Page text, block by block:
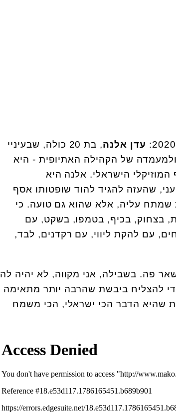
עדן אלנה
, בת 20 כולה, שבעיניי
של הקהילה האתיופית - היא
הישראלי. אלנה היא
שהעזה להגיד להוד שופטותו אסף
שמתח עליה, אלא שהוא גם טועה. כי
בצחוק, בכיף, בטמפו, בשקט, עם
עם להקת ליווי, עם רקדנים, לבד,
פה. בשבילה, אני מקווה, לא יהיה לה
להצליח ביבשת שהרבה יותר מתאימה
שהיא הדבר הכי ישראלי, הכי משמח